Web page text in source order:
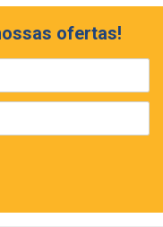
ofertas!